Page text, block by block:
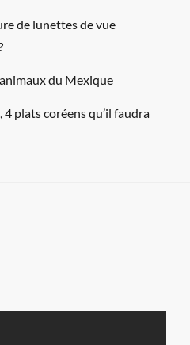
de lunettes de vue
du Mexique
plats coréens qu’il faudra